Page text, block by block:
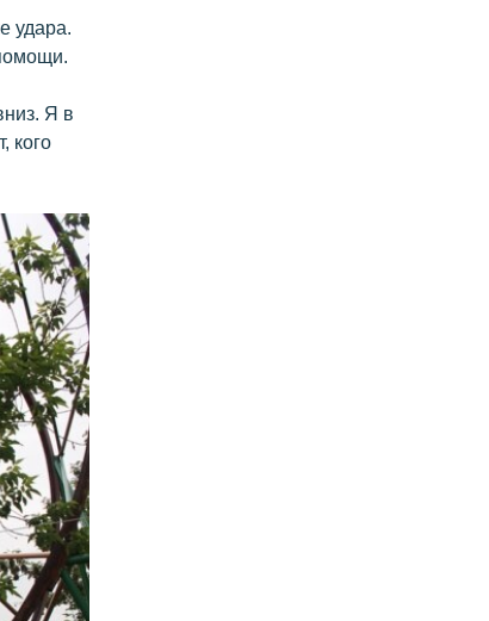
удара.
Я в
кого